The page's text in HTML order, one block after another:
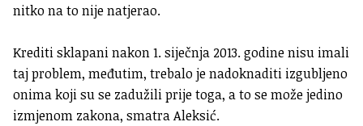
nitko na to nije natjerao.
Krediti sklapani nakon 1. siječnja 2013. godine nisu imali
taj problem, međutim, trebalo je nadoknaditi izgubljeno
onima koji su se zadužili prije toga, a to se može jedino
izmjenom zakona, smatra Aleksić.